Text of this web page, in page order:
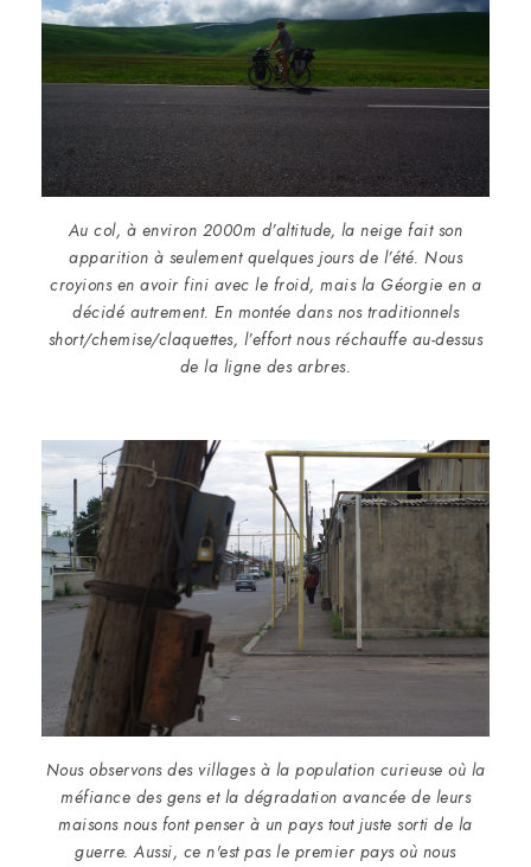
Au col, à environ 2000m d’altitude, la neige fait son
apparition à seulement quelques jours de l’été. Nous
croyions en avoir fini avec le froid, mais la Géorgie en a
décidé autrement. En montée dans nos traditionnels
short/chemise/claquettes, l’effort nous réchauffe au-dessus
de la ligne des arbres.
Nous observons des villages à la population curieuse où la
méfiance des gens et la dégradation avancée de leurs
maisons nous font penser à un pays tout juste sorti de la
guerre. Aussi, ce n'est pas le premier pays où nous